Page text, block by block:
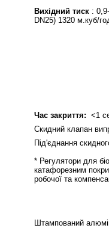
Вихідний тиск :
DN25) 1320 м.куб/
Час закриття: <1
Скидний клапан
Під'єднання
* Регулятори для
катафорезним
робочої та
Штампований